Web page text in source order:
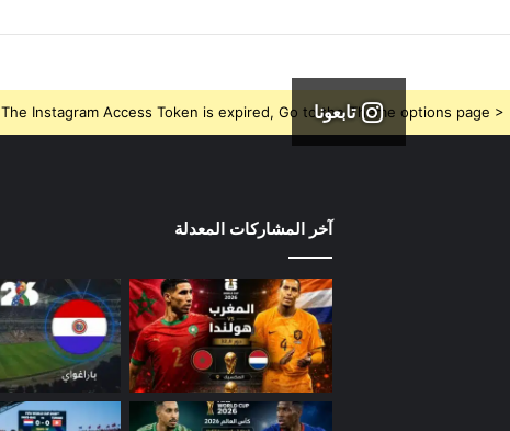
تابعونا
The Instagram Access Token is expired, Go to the Theme options page
آخر المشاركات المعدلة